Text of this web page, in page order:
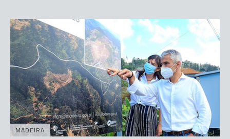
MADEIRA